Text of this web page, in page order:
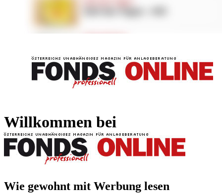
Willkommen bei
Wie gewohnt mit Werbung lesen